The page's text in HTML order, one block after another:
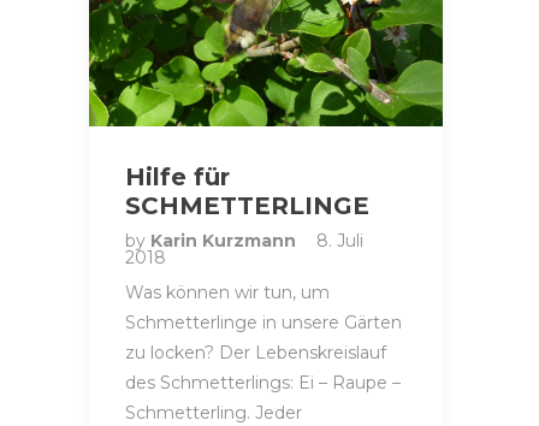
Hilfe für
SCHMETTERLINGE
by Karin Kurzmann 8. Juli
2018
Was können wir tun, um
Schmetterlinge in unsere Gärten
zu locken? Der Lebenskreislauf
des Schmetterlings: Ei – Raupe –
Schmetterling. Jeder